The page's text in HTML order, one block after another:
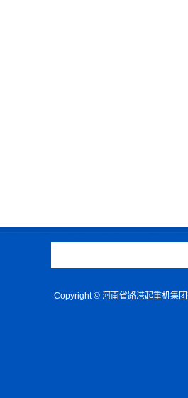
Copyright © 河南省路港起重机集